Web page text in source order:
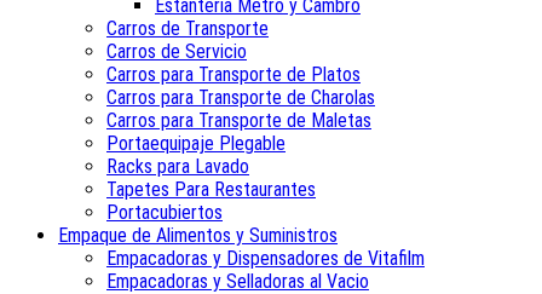
Estanteria Metro y Cambro
Carros de Transporte
Carros de Servicio
Carros para Transporte de Platos
Carros para Transporte de Charolas
Carros para Transporte de Maletas
Portaequipaje Plegable
Racks para Lavado
Tapetes Para Restaurantes
Portacubiertos
Empaque de Alimentos y Suministros
Empacadoras y Dispensadores de Vitafilm
Empacadoras y Selladoras al Vacio